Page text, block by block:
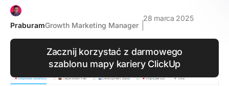
PraburamGrowth Marketing Manager
28 marca 2025
Zacznij korzystać z darmowego
szablonu mapy kariery ClickUp